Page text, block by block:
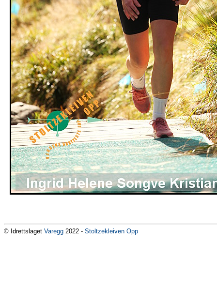
© Idrettslaget Varegg 2022 - Stoltzekleiven Opp